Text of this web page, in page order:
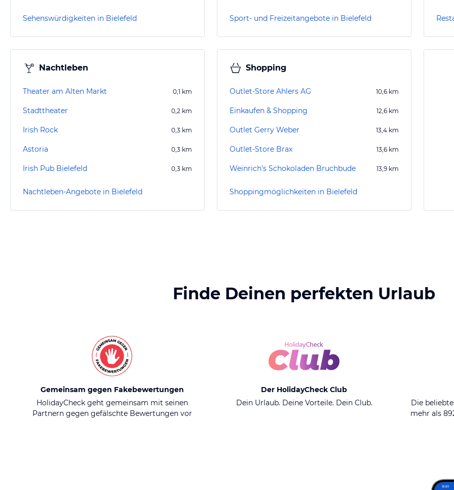
Sehenswürdigkeiten in Bielefeld Sport- und Freizeitangebote in Bielefeld
Nachtleben
Theater am Alten Markt 0,1 km
Stadttheater 0,2 km
Irish Rock 0,3 km
Astoria 0,3 km
Irish Pub Bielefeld 0,3 km
Nachtleben-Angebote in Bielefeld
Shopping
Outlet-Store Ahlers AG 10,6 km
Einkaufen & Shopping 12,6 km
Outlet Gerry Weber 13,4 km
Outlet-Store Brax 13,6 km
Weinrich's Schokoladen Bruchbude 13,9 km
Shoppingmöglichkeiten in Bielefeld
Finde Deinen perfekten Urlaub
Gemeinsam gegen Fakebewertungen
HolidayCheck geht gemeinsam mit seinen
Partnern gegen gefälschte Bewertungen vor
Der HolidayCheck Club
Dein Urlaub. Deine Vorteile. Dein Club.
Die
mehr als